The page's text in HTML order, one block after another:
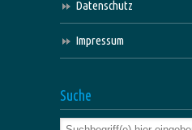
Datenschutz
Impressum
Suche